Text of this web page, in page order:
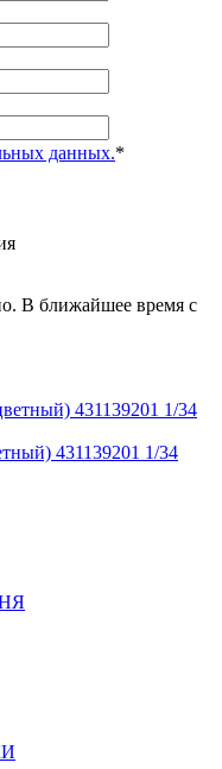
данных.*
В ближайшее время с
431139201 1/34